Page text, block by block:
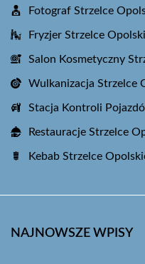
Fotograf Strzelce
Fryzjer Strzelce
Salon Kosmetyczny
Wulkanizacja Strzelce
Stacja Kontroli
Restauracje Strzelce
Kebab Strzelce
NAJNOWSZE WPISY